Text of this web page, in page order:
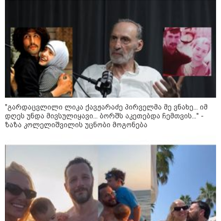
11:17 / 08-08-2026
არშემდგარი ქორწინება 15 წლით უფროს
ქართველთან - ალინა კაბაევას
"გარდაცვლილი ლიკა ქავჟარაძე პირველმა მე ვნახე... იმ
დღეს უნდა მივსულიყავი... ბორშს აკეთებდა ჩემთვის..." -
ზაზა კოლელიშვილის უცნობი მოგონება